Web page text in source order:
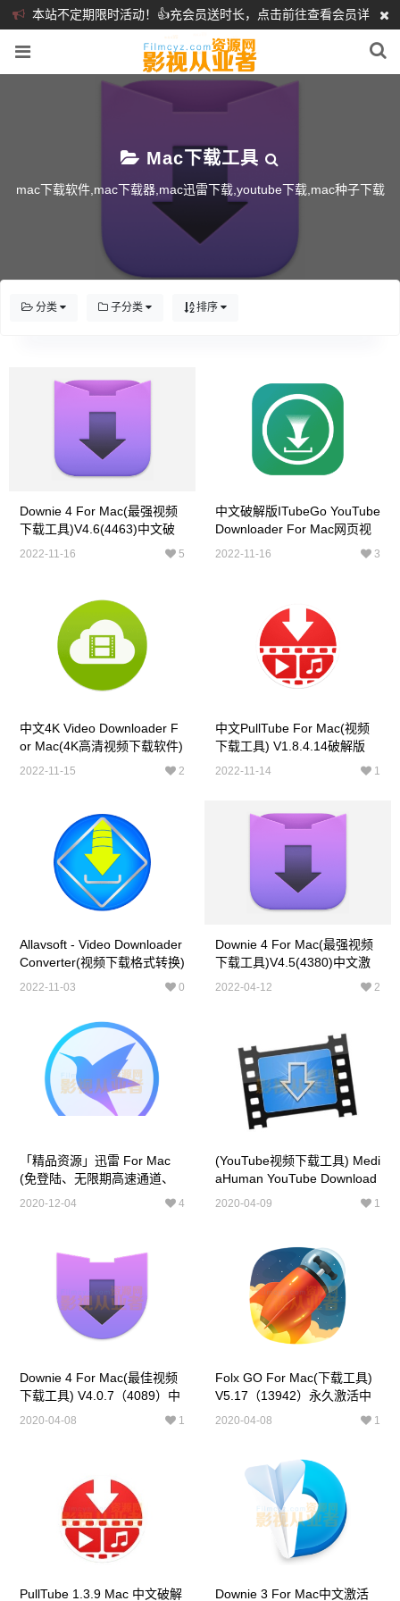
本站不定期限时活动！👍充会员送时长，点击前往查看会员详
细介绍 ❤️
Mac下载工具
mac下载软件,mac下载器,mac迅雷下载,youtube下载,mac种子下载
分类 子分类 排序
Downie 4 For Mac(最强视频
下载工具)V4.6(4463)中文破
解版
2022-11-16 5
中文破解版iTubeGo YouTube
Downloader For Mac网页视
频下载工具v6.5.0
2022-11-16 3
中文4K Video Downloader F
Or Mac(4K高清视频下载软件)
V4.22.1.5160 破解版
2022-11-15 2
中文PullTube For Mac(视频
下载工具) V1.8.4.14破解版
2022-11-14 1
Allavsoft - Video Downloader
Converter(视频下载格式转换)
V3.25.1.8338已激活版
2022-11-03 0
Downie 4 For Mac(最强视频
下载工具)V4.5(4380)中文激
活版Downie 4支持M1
2022-04-12 2
「精品资源」迅雷 For Mac
(免登陆、无限期高速通道、
离线下载会员自动加速) V6.6.
2020-12-04 4
(YouTube视频下载工具) Medi
AHuman YouTube Download
Er Mac中文版v3.9.9.35
2020-04-09 1
Downie 4 For Mac(最佳视频
下载工具) V4.0.7（4089）中
文已注册版
2020-04-08 1
Folx GO For Mac(下载工具)
V5.17（13942）永久激活中
文版 Folx GO +中文版
2020-04-08 1
PullTube 1.3.9 Mac 中文破解 Downie 3 For Mac中文激活